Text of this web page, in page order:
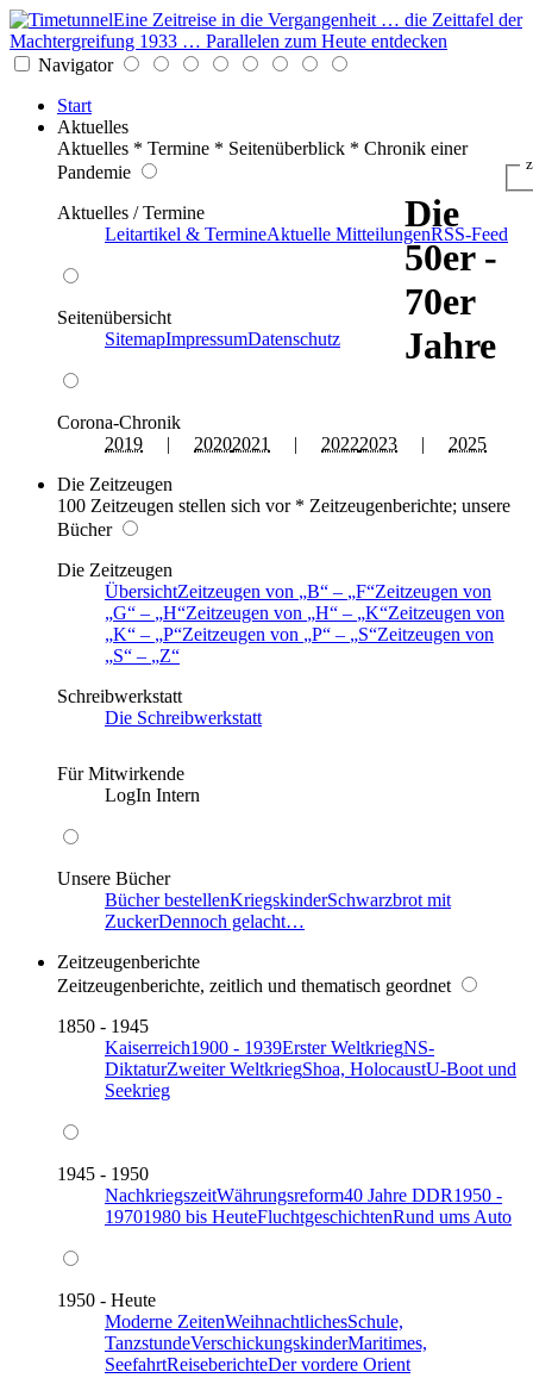
Eine Zeitreise in die Vergangenheit … die Zeittafel der
Machtergreifung 1933 … Parallelen zum Heute entdecken
Navigator
Start
Aktuelles
Aktuelles * Termine * Seitenüberblick * Chronik einer
Pandemie
Aktuelles / Termine
Leitartikel & TermineAktuelle MitteilungenRSS-Feed
Seitenübersicht
SitemapImpressumDatenschutz
Corona-Chronik
2019 | 20202021 | 20222023 | 2025
Die Zeitzeugen
100 Zeitzeugen stellen sich vor * Zeitzeugenberichte; unsere
Bücher
Die Zeitzeugen
ÜbersichtZeitzeugen von B – F Zeitzeugen von
G
– H Zeitzeugen von H – K Zeitzeugen von
K
– P Zeitzeugen von P – S Zeitzeugen von
S
–
Z
Schreibwerkstatt
Die Schreibwerkstatt
Für Mitwirkende
LogIn Intern
Unsere Bücher
Bücher bestellenKriegskinderSchwarzbrot mit
ZuckerDennoch gelacht…
Zeitzeugenberichte
Zeitzeugenberichte, zeitlich und thematisch geordnet
1850 - 1945
Kaiserreich1900 - 1939Erster WeltkriegNS-
DiktaturZweiter WeltkriegShoa, HolocaustU-Boot und
Seekrieg
1945 - 1950
NachkriegszeitWährungsreform40 Jahre DDR1950 -
19701980 bis HeuteFluchtgeschichtenRund ums Auto
1950 - Heute
Moderne ZeitenWeihnachtlichesSchule,
TanzstundeVerschickungskinderMaritimes,
SeefahrtReiseberichteDer vordere Orient
Die
50er -
70er
Jahre